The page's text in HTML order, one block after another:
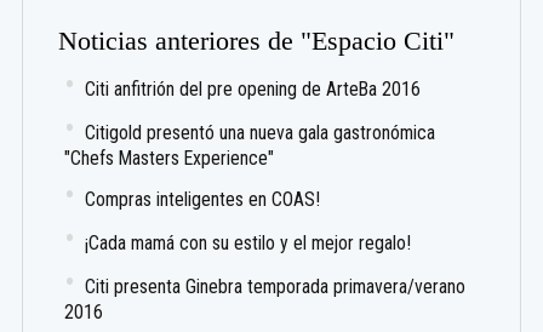
Noticias anteriores de "Espacio Citi"
Citi anfitrión del pre opening de ArteBa 2016
Citigold presentó una nueva gala gastronómica
"Chefs Masters Experience"
Compras inteligentes en COAS!
¡Cada mamá con su estilo y el mejor regalo!
Citi presenta Ginebra temporada primavera/verano
2016